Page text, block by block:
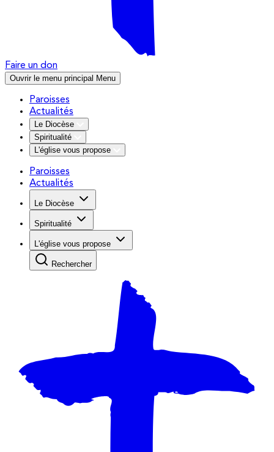
Faire un don
Ouvrir le menu principal Menu
Paroisses
Actualités
Le Diocèse
Spiritualité
L'église vous propose
Paroisses
Actualités
Le Diocèse
Spiritualité
L'église vous propose
Rechercher